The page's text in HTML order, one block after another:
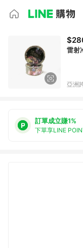
雷射
亞洲
訂單成立賺1%
下單享LINE